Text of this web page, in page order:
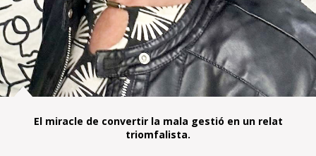
El miracle de convertir la mala gestió en un relat
triomfalista.